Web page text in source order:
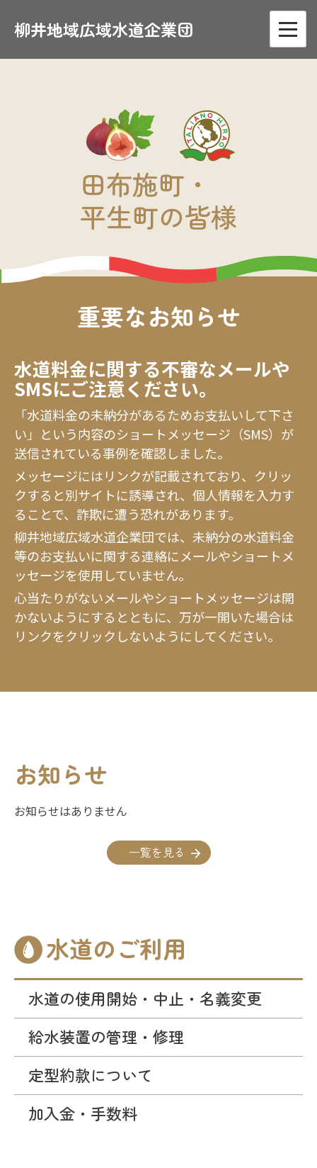
content
柳井地域広域水道企業団
田布施町・
平生町の皆様
重要なお知らせ
水道料金に関する不審なメールや
SMSにご注意ください。
「水道料金の未納分があるためお支払いして下さ
い」という内容のショートメッセージ（SMS）が
送信されている事例を確認しました。
メッセージにはリンクが記載されており、クリッ
クすると別サイトに誘導され、個人情報を入力す
ることで、詐欺に遭う恐れがあります。
柳井地域広域水道企業団では、未納分の水道料金
等のお支払いに関する連絡にメールやショートメ
ッセージを使用していません。
心当たりがないメールやショートメッセージは開
かないようにするとともに、万が一開いた場合は
リンクをクリックしないようにしてください。
お知らせ
お知らせはありません
一覧を見る
水道のご利用
水道の使用開始・中止・名義変更
給水装置の管理・修理
定型約款について
加入金・手数料